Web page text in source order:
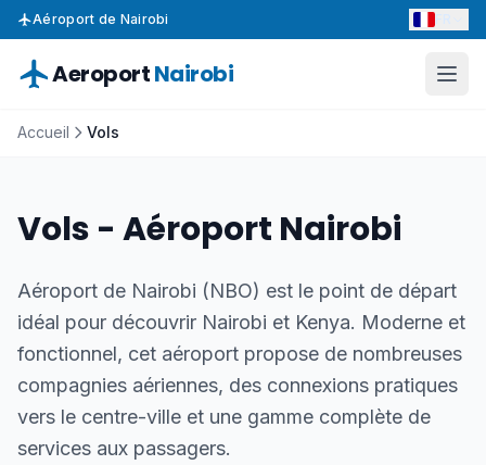
Aéroport de Nairobi
AeroportNairobi
Accueil Vols
Vols - Aéroport Nairobi
Aéroport de Nairobi (NBO) est le point de départ
idéal pour découvrir Nairobi et Kenya. Moderne et
fonctionnel, cet aéroport propose de nombreuses
compagnies aériennes, des connexions pratiques
vers le centre-ville et une gamme complète de
services aux passagers.